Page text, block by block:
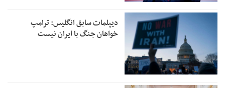
دیپلمات سابق انگلیس:‌ ترامپ
خواهان جنگ با ایران نیست